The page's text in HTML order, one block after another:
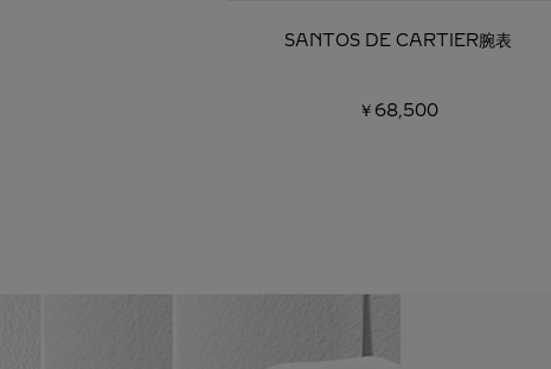
SANTOS DE CARTIER腕表
￥68,500